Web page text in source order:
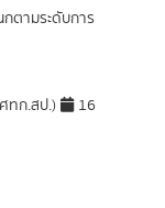
กตามระดับการ
ทก.สป.)
16